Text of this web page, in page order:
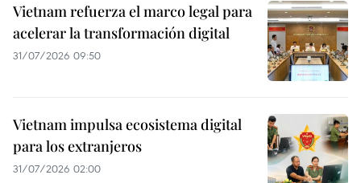
Vietnam refuerza el marco legal para
acelerar la transformación digital
31/07/2026 09:50
Vietnam impulsa ecosistema digital
para los extranjeros
31/07/2026 02:00